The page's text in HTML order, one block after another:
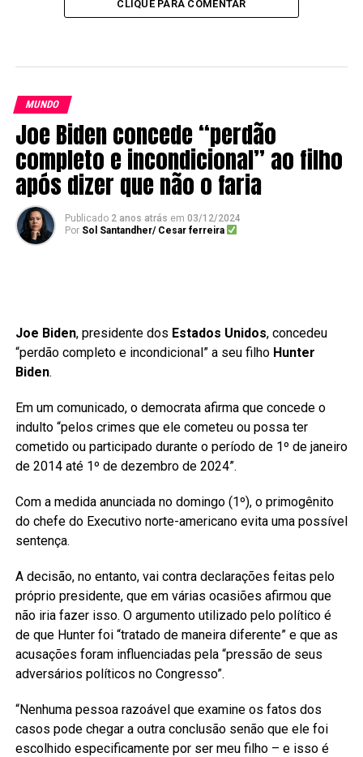
CLIQUE PARA COMENTAR
MUNDO
Joe Biden concede “perdão
completo e incondicional” ao filho
após dizer que não o faria
Publicado 2 anos atrás em 03/12/2024
Por Sol Santandher/ Cesar ferreira
Joe Biden, presidente dos Estados Unidos, concedeu
“perdão completo e incondicional” a seu filho Hunter
Biden.
Em um comunicado, o democrata afirma que concede o
indulto “pelos crimes que ele cometeu ou possa ter
cometido ou participado durante o período de 1º de janeiro
de 2014 até 1º de dezembro de 2024”.
Com a medida anunciada no domingo (1º), o primogênito
do chefe do Executivo norte-americano evita uma possível
sentença.
A decisão, no entanto, vai contra declarações feitas pelo
próprio presidente, que em várias ocasiões afirmou que
não iria fazer isso. O argumento utilizado pelo político é
de que Hunter foi “tratado de maneira diferente” e que as
acusações foram influenciadas pela “pressão de seus
adversários políticos no Congresso”.
“Nenhuma pessoa razoável que examine os fatos dos
casos pode chegar a outra conclusão senão que ele foi
escolhido especificamente por ser meu filho – e isso é